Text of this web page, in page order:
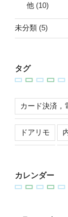
他 (10)
未分類 (5)
タグ
カード決済，
ドアリモ
カレンダー